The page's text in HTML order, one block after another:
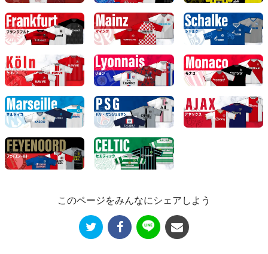
このページをみんなにシェアしよう